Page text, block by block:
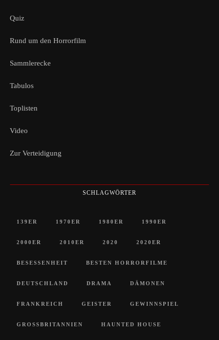
Quiz
Rund um den Horrorfilm
Sammlerecke
Tabulos
Toplisten
Video
Zur Verteidigung
SCHLAGWÖRTER
139ER 1970ER 1980ER 1990ER
2000ER 2010ER 2020 2020ER
BESESSENHEIT BESTEN HORRORFILME
DEUTSCHLAND DRAMA DÄMONEN
FRANKREICH GEISTER GEWINNSPIEL
GROSSBRITANNIEN HAUNTED HOUSE